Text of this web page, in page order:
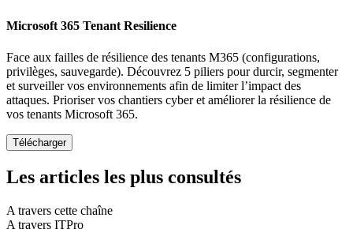
Microsoft 365 Tenant Resilience
Face aux failles de résilience des tenants M365 (configurations,
privilèges, sauvegarde). Découvrez 5 piliers pour durcir, segmenter
et surveiller vos environnements afin de limiter l’impact des
attaques. Prioriser vos chantiers cyber et améliorer la résilience de
vos tenants Microsoft 365.
Les articles les plus consultés
A travers cette chaîne
A travers ITPro